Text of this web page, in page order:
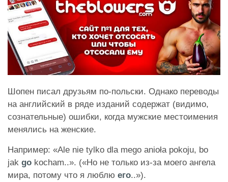
Шопен писал друзьям по-польски. Однако переводы
на английский в ряде изданий содержат (видимо,
сознательные) ошибки, когда мужские местоимения
менялись на женские.
Например: «Ale nie tylko dla mego anioła pokoju, bo
jak go kocham..». («Но не только из-за моего ангела
мира, потому что я люблю его..»).